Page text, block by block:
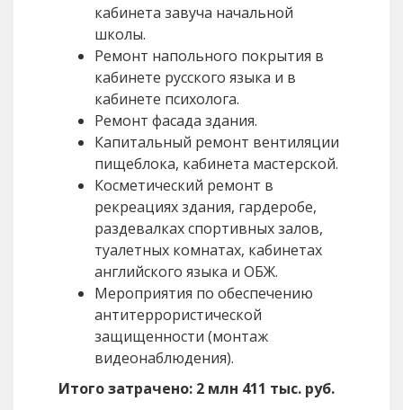
кабинета завуча начальной
школы.
Ремонт напольного покрытия в
кабинете русского языка и в
кабинете психолога.
Ремонт фасада здания.
Капитальный ремонт вентиляции
пищеблока, кабинета мастерской.
Косметический ремонт в
рекреациях здания, гардеробе,
раздевалках спортивных залов,
туалетных комнатах, кабинетах
английского языка и ОБЖ.
Мероприятия по обеспечению
антитеррористической
защищенности (монтаж
видеонаблюдения).
Итого затрачено: 2 млн 411 тыс. руб.